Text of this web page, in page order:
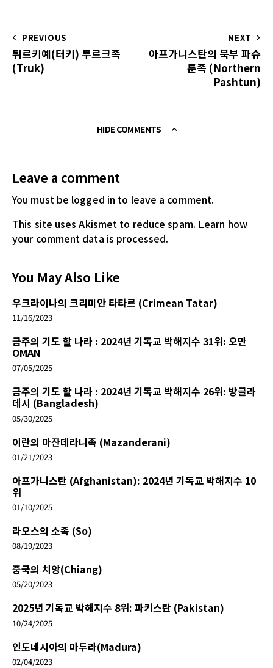
PREVIOUS
튀르키예(터키) 투르크족
(Truk)
NEXT
아프가니스탄의 북부 파슈
툰족 (Northern
Pashtun)
HIDE COMMENTS
Leave a comment
You must be logged in to leave a comment.
This site uses Akismet to reduce spam. Learn how
your comment data is processed.
You May Also Like
우크라이나의 크리미안 타타르 (Crimean Tatar)
11/16/2023
금주의 기도 할 나라 : 2024년 기독교 박해지수 31위: 오만
OMAN
07/05/2025
금주의 기도 할 나라 : 2024년 기독교 박해지수 26위: 방글라
데시 (Bangladesh)
05/30/2025
이란의 마잔데라니족 (Mazanderani)
01/21/2023
아프가니스탄 (Afghanistan): 2024년 기독교 박해지수 10
위
01/10/2025
라오스의 소족 (So)
08/19/2023
중국의 치앙(Chiang)
05/20/2023
2025년 기독교 박해지수 8위: 파키스탄 (Pakistan)
10/24/2025
인도네시아의 마두라(Madura)
02/04/2023